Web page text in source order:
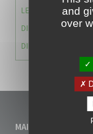
LE CABINET DU MAIRE
DIRECTION DES
DIRECTION DU
MAIRIE DU VAUCLIN
and
over